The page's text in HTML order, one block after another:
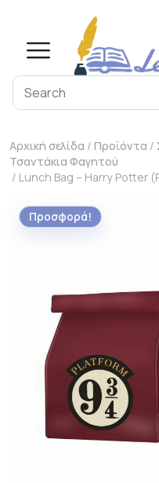
Αρχική σελίδα / Προϊόντα /
Τσαντάκια Φαγητού
/ Lunch Bag – Harry Potter
Προσφορά!